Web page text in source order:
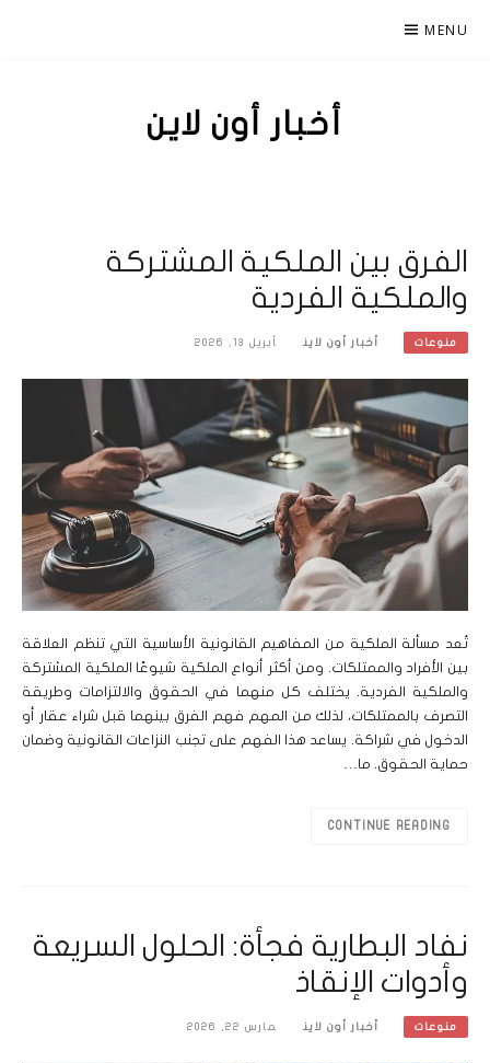
MENU
أخبار أون لاين
الفرق بين الملكية المشتركة
والملكية الفردية
منوعات أخبار أون لاين أبريل 13, 2026
تُعد مسألة الملكية من المفاهيم القانونية الأساسية التي تنظم العلاقة
بين الأفراد والممتلكات. ومن أكثر أنواع الملكية شيوعًا الملكية المشتركة
والملكية الفردية. يختلف كل منهما في الحقوق والالتزامات وطريقة
التصرف بالممتلكات، لذلك من المهم فهم الفرق بينهما قبل شراء عقار أو
الدخول في شراكة. يساعد هذا الفهم على تجنب النزاعات القانونية وضمان
حماية الحقوق. ما…
CONTINUE READING
نفاد البطارية فجأة: الحلول السريعة
وأدوات الإنقاذ
منوعات أخبار أون لاين مارس 22, 2026